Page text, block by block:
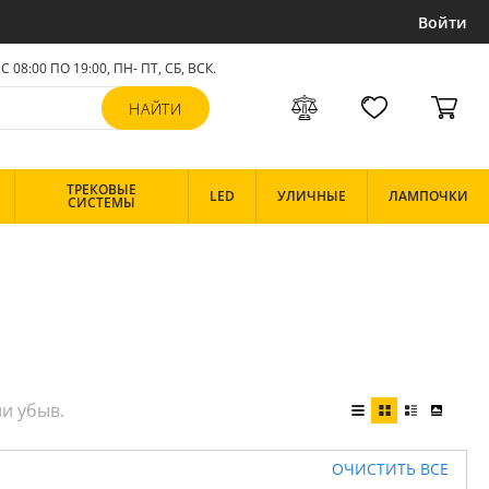
Войти
С 08:00 ПО 19:00, ПН- ПТ, СБ, ВСК.
ТРЕКОВЫЕ
СИСТЕМЫ LED УЛИЧНЫЕ ЛАМПОЧКИ
ОЧИСТИТЬ ВСЕ